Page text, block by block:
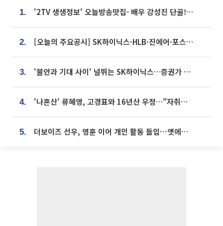
1. '2TV 생생정보' 오늘방송맛집- 배우 강성진 단골! 쌀국수ㆍ푸팟퐁 커리 맛집 '블○○○'
2. [오늘의 주요공시] SK하이닉스·HLB·진에어·포스코홀딩스·네이버·대우건설 등
3. '불안과 기대 사이' 널뛰는 SK하이닉스…증권가 "HBM4·LTA 기반 펀터멘털 견고"
4. '나혼산' 류혜영, 고경표와 16년산 우정…"자취방서 부모님과 마주쳐"
5. 더보이즈 선우, 영훈 이어 개인 활동 돌입⋯앳에어리어와 전속계약